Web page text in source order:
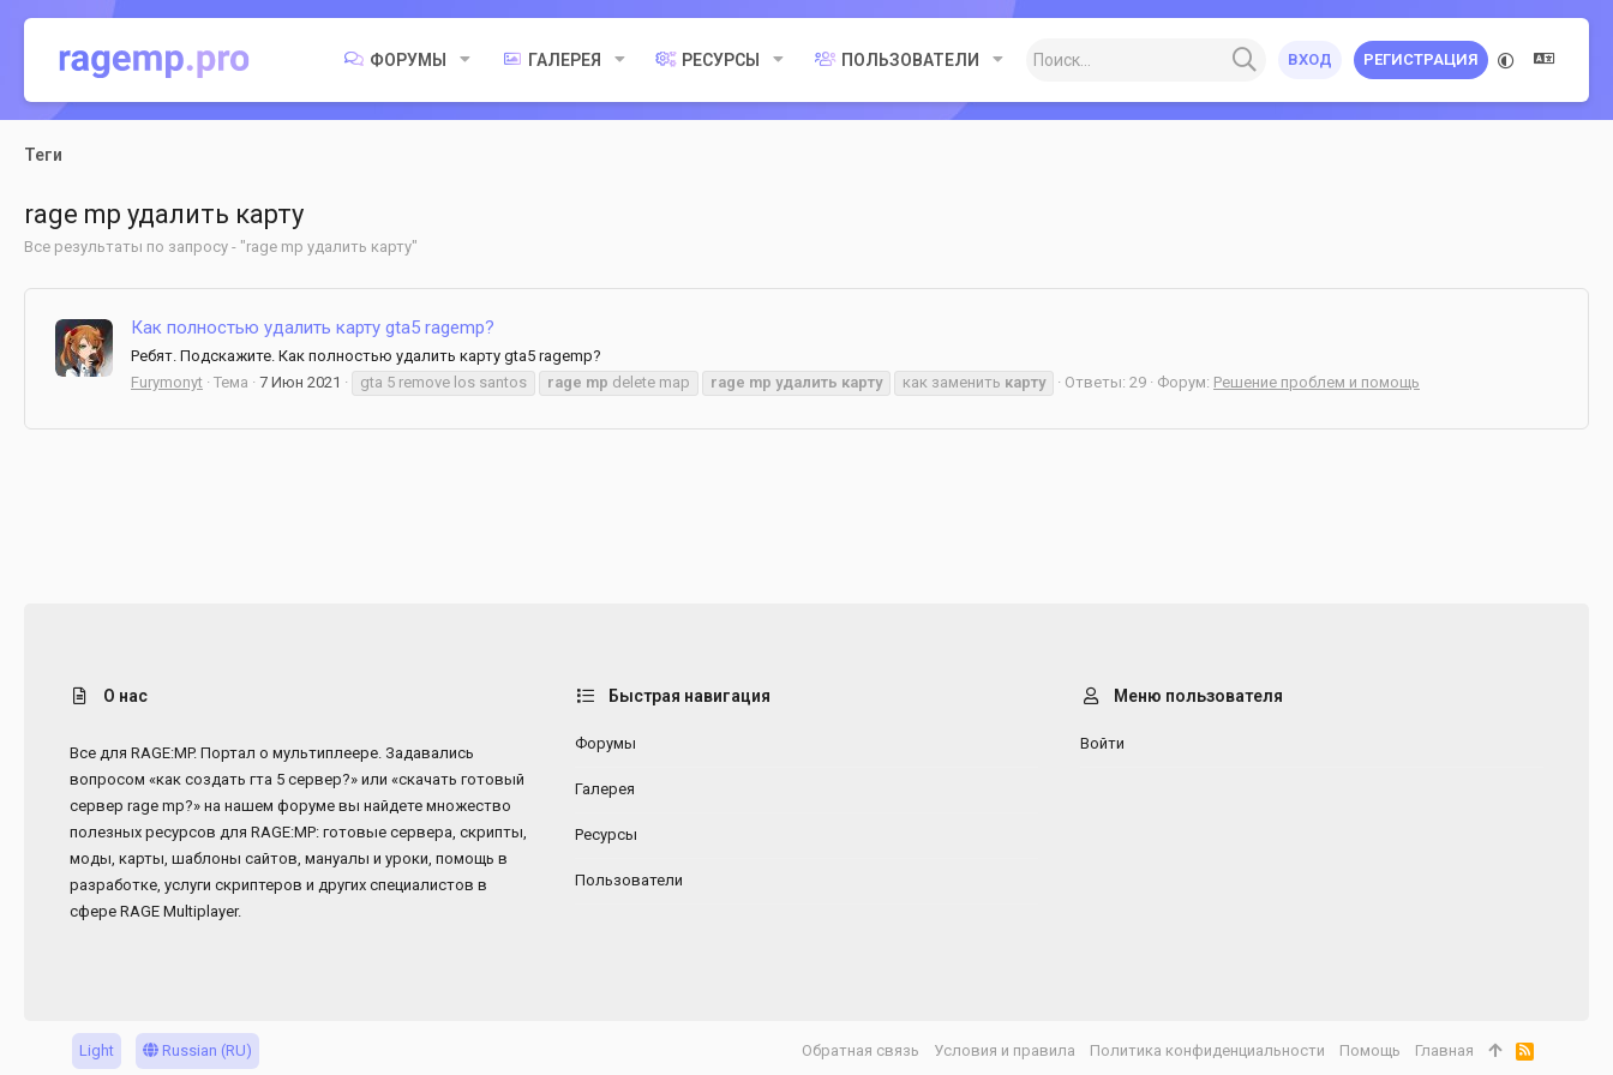
ФОРУМЫ ГАЛЕРЕЯ РЕСУРСЫ ПОЛЬЗОВАТЕЛИ ВХОД РЕГИСТРАЦИЯ
Теги
rage mp удалить карту
Все результаты по запросу - "rage mp удалить карту"
Как полностью удалить карту gta5 ragemp?
Ребят. Подскажите. Как полностью удалить карту gta5 ragemp?
Furymonyt Тема 7 Июн 2021 gta 5 remove los santos rage mp delete map rage mp удалить карту как заменить карту Ответы: 29 Форум: Решение проблем и помощь
О нас
Все для RAGE:MP. Портал о мультиплеере. Задавались
вопросом «как создать гта 5 сервер?» или «скачать готовый
сервер rage mp?» на нашем форуме вы найдете множество
полезных ресурсов для RAGE:MP: готовые сервера, скрипты,
моды, карты, шаблоны сайтов, мануалы и уроки, помощь в
разработке, услуги скриптеров и других специалистов в
сфере RAGE Multiplayer.
Быстрая навигация
Форумы
Галерея
Ресурсы
Пользователи
Меню пользователя
Войти
Light Russian (RU) Обратная связь Условия и правила Политика конфиденциальности Помощь Главная
R
S